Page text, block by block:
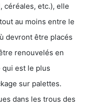
céréales, etc.), elle
au moins entre le
devront être placés
renouvelés en
est le plus
sur palettes.
dans les trous des